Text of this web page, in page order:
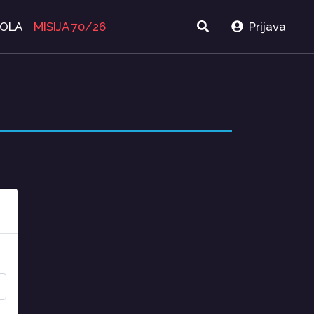
MISIJA 70/26 Prijava